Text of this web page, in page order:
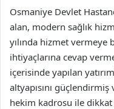
Osmaniye Devlet
alan, modern sağlık
yılında hizmet vermeye
ihtiyaçlarına cevap
içerisinde yapılan
altyapısını
hekim kadrosu ile dikkat